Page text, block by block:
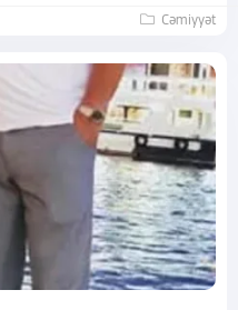
Cəmiyyət